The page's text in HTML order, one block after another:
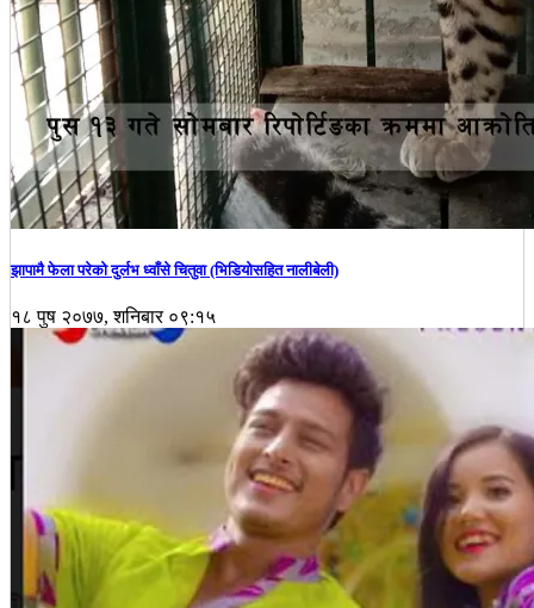
झापामै फेला परेको दुर्लभ ध्वाँसे चितुवा (भिडियोसहित नालीबेली)
१८ पुष २०७७, शनिबार ०९:१५